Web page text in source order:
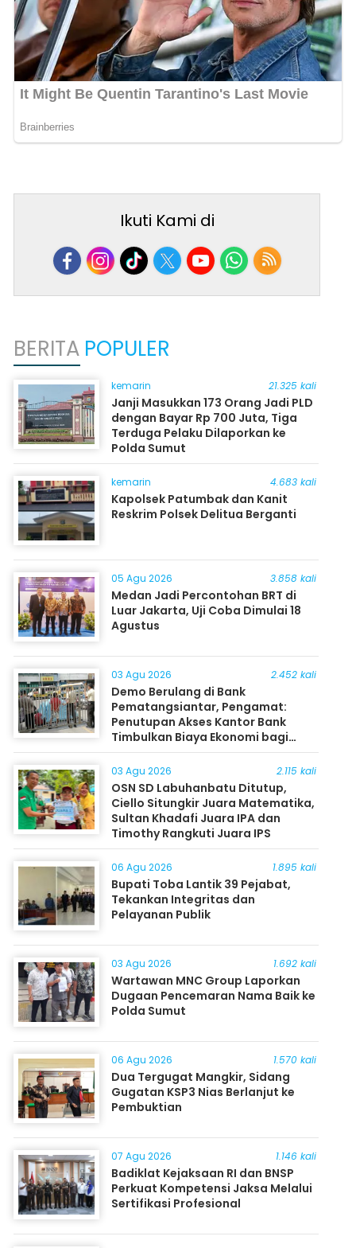
Ikuti Kami di
BERITA POPULER
kemarin 21.325 kali
Janji Masukkan 173 Orang Jadi PLD
dengan Bayar Rp 700 Juta, Tiga
Terduga Pelaku Dilaporkan ke
Polda Sumut
kemarin 4.683 kali
Kapolsek Patumbak dan Kanit
Reskrim Polsek Delitua Berganti
05 Agu 2026 3.858 kali
Medan Jadi Percontohan BRT di
Luar Jakarta, Uji Coba Dimulai 18
Agustus
03 Agu 2026 2.452 kali
Demo Berulang di Bank
Pematangsiantar, Pengamat:
Penutupan Akses Kantor Bank
Timbulkan Biaya Ekonomi bagi
Masyarakat
03 Agu 2026 2.115 kali
OSN SD Labuhanbatu Ditutup,
Ciello Situngkir Juara Matematika,
Sultan Khadafi Juara IPA dan
Timothy Rangkuti Juara IPS
06 Agu 2026 1.895 kali
Bupati Toba Lantik 39 Pejabat,
Tekankan Integritas dan
Pelayanan Publik
03 Agu 2026 1.692 kali
Wartawan MNC Group Laporkan
Dugaan Pencemaran Nama Baik ke
Polda Sumut
06 Agu 2026 1.570 kali
Dua Tergugat Mangkir, Sidang
Gugatan KSP3 Nias Berlanjut ke
Pembuktian
07 Agu 2026 1.146 kali
Badiklat Kejaksaan RI dan BNSP
Perkuat Kompetensi Jaksa Melalui
Sertifikasi Profesional